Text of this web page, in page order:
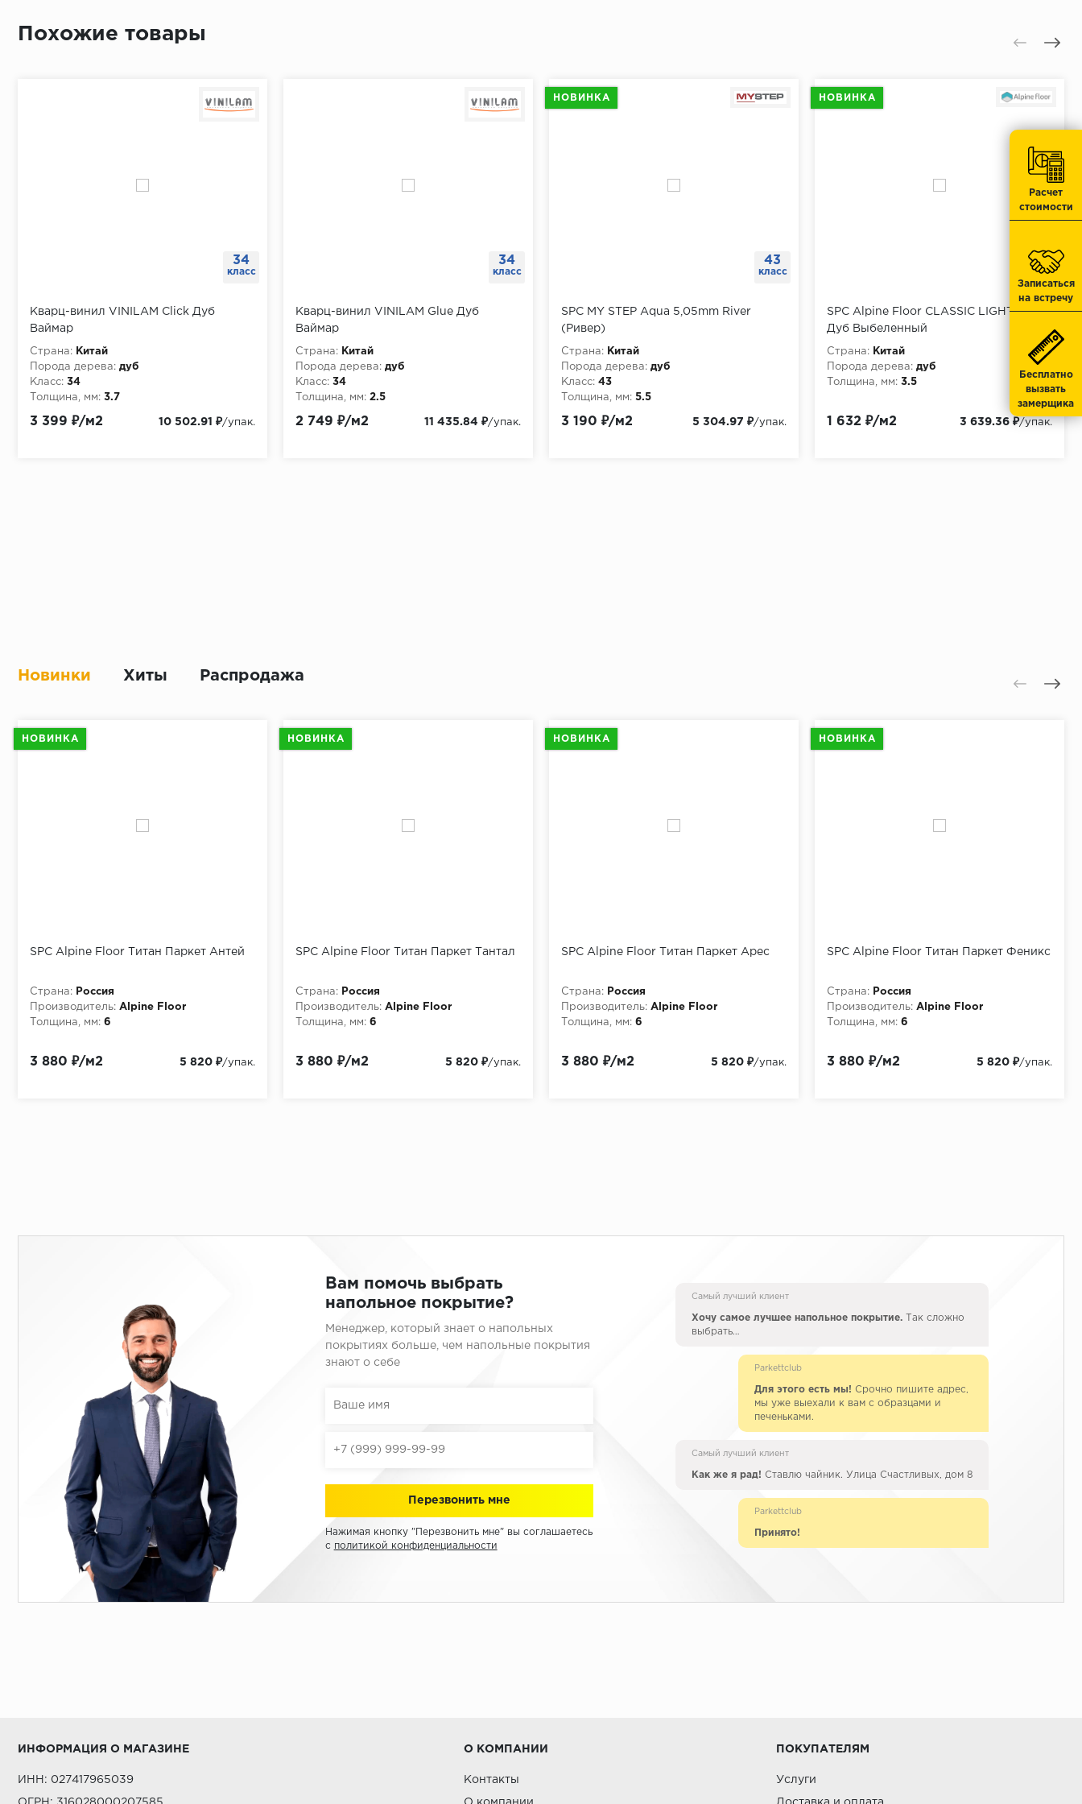
- Современное и функциональное покрытие для пола, сочетающее в себе эстетику, удобство и безопасность.
Приложить плинтус к стене, разметить на нем будущие отверстия.
Похожие товары
34
класс
Кварц-винил VINILAM Click Дуб
Ваймар
Страна:
Китай
Порода дерева: дуб
Класс: 34
Толщина, мм: 3.7
3 399 ₽/м2 10 502.91 ₽/упак.
34
класс
Кварц-винил VINILAM Glue Дуб
Ваймар
Страна:
Китай
Порода дерева: дуб
Класс: 34
Толщина, мм: 2.5
2 749 ₽/м2 11 435.84 ₽/упак.
43
класс
НОВИНКА
SPC MY STEP Aqua 5,05mm River
(Ривер)
Страна:
Китай
Порода дерева: дуб
Класс: 43
Толщина, мм: 5.5
3 190 ₽/м2 5 304.97 ₽/упак.
НОВИНКА
SPC Alpine Floor CLASSIC LIGHT MC
Дуб Выбеленный
Страна:
Китай
Порода дерева: дуб
Толщина, мм: 3.5
1 632 ₽/м2 3 639.36 ₽/упак.
Новинки Хиты Распродажа
НОВИНКА
SPC Alpine Floor Титан Паркет Антей
Страна:
Россия
Производитель: Alpine Floor
Толщина, мм: 6
3 880 ₽/м2 5 820 ₽/упак.
НОВИНКА
SPC Alpine Floor Титан Паркет Тантал
Страна:
Россия
Производитель: Alpine Floor
Толщина, мм: 6
3 880 ₽/м2 5 820 ₽/упак.
НОВИНКА
SPC Alpine Floor Титан Паркет Арес
Страна:
Россия
Производитель: Alpine Floor
Толщина, мм: 6
3 880 ₽/м2 5 820 ₽/упак.
НОВИНКА
SPC Alpine Floor Титан Паркет Феникс
Страна:
Россия
Производитель: Alpine Floor
Толщина, мм: 6
3 880 ₽/м2 5 820 ₽/упак.
Вам помочь выбрать
напольное покрытие?
Менеджер, который знает о напольных
покрытиях больше, чем напольные покрытия
знают о себе
Нажимая кнопку "Перезвонить мне" вы соглашаетесь
с политикой конфиденциальности
Самый лучший клиент
Хочу самое лучшее напольное покрытие.Так сложно
выбрать…
Parkettclub
Для этого есть мы! Срочно пишите адрес,
мы уже выехали к вам с образцами и
печеньками.
Самый лучший клиент
Как же я рад! Ставлю чайник. Улица Счастливых, дом 8
Parkettclub
Принято!
Расчет
стоимости
Записаться
на встречу
Бесплатно
вызвать
замерщика
ИНФОРМАЦИЯ О МАГАЗИНЕ
ИНН: 027417965039
О КОМПАНИИ
Контакты
ПОКУПАТЕЛЯМ
Услуги